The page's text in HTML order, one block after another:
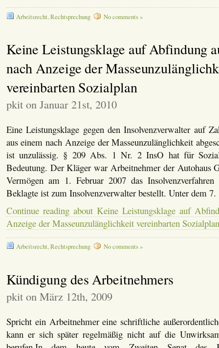
Arbeitsrecht,Rechtsprechung No comments »
Keine Leistungsklage auf Abfindung
nach Anzeige der
vereinbarten Sozialplan
pkit on Januar 21st, 2010
Eine Leistungsklage gegen den Insolvenzverwalter auf
aus einem nach Anzeige der Masseunzulänglichkeit
ist unzulässig. § 209 Abs. 1 Nr. 2 InsO hat für
Bedeutung. Der Kläger war Arbeitnehmer der Autohaus
Vermögen am 1. Februar 2007 das
Beklagte ist zum Insolvenzverwalter bestellt. Unter dem
Continue reading about Keine Leistungsklage auf
Anzeige der Masseunzulänglichkeit vereinbarten Sozialplan
Arbeitsrecht,Rechtsprechung No comments »
Kündigung des Arbeitnehmers
pkit on März 12th, 2009
Spricht ein Arbeitnehmer eine schriftliche
kann er sich später regelmäßig nicht auf die